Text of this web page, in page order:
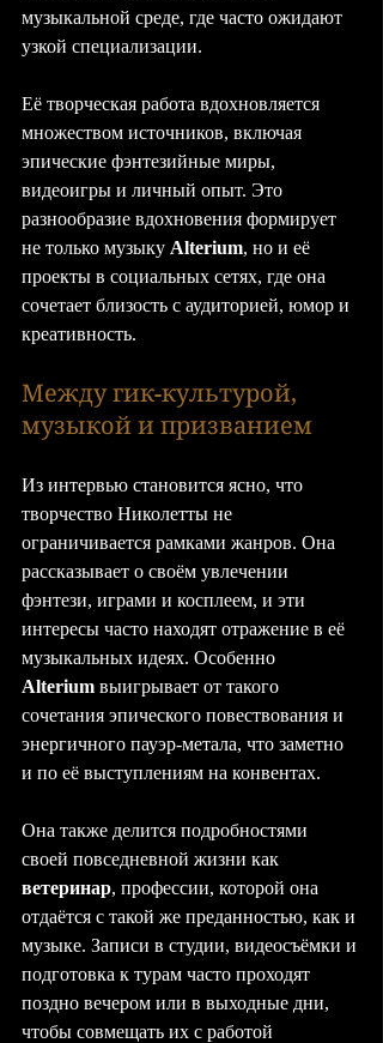
музыкальной среде, где часто ожидают
узкой специализации.
Её творческая работа вдохновляется
множеством источников, включая
эпические фэнтезийные миры,
видеоигры и личный опыт. Это
разнообразие вдохновения формирует
не только музыку Alterium, но и её
проекты в социальных сетях, где она
сочетает близость с аудиторией, юмор и
креативность.
Между гик-культурой,
музыкой и призванием
Из интервью становится ясно, что
творчество Николетты не
ограничивается рамками жанров. Она
рассказывает о своём увлечении
фэнтези, играми и косплеем, и эти
интересы часто находят отражение в её
музыкальных идеях. Особенно
Alterium выигрывает от такого
сочетания эпического повествования и
энергичного пауэр-метала, что заметно
и по её выступлениям на конвентах.
Она также делится подробностями
своей повседневной жизни как
ветеринар, профессии, которой она
отдаётся с такой же преданностью, как и
музыке. Записи в студии, видеосъёмки и
подготовка к турам часто проходят
поздно вечером или в выходные дни,
чтобы совмещать их с работой